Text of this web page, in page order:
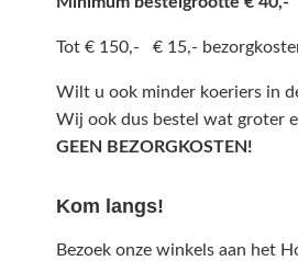
Tot € 150,- € 15,-
Wilt u ook minder koeriers in
Wij ook dus bestel wat groter
GEEN BEZORGKOSTEN!
Kom langs!
Bezoek onze winkels aan het